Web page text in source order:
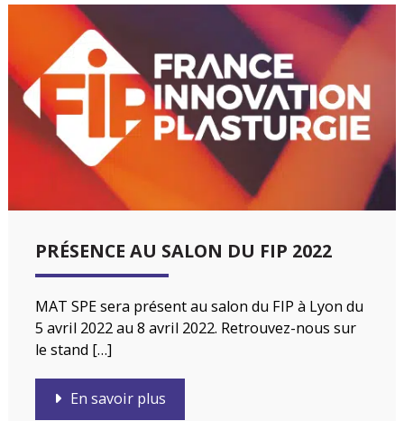
PRÉSENCE AU SALON DU FIP 2022
MAT SPE sera présent au salon du FIP à Lyon du
5 avril 2022 au 8 avril 2022. Retrouvez-nous sur
le stand […]
En savoir plus